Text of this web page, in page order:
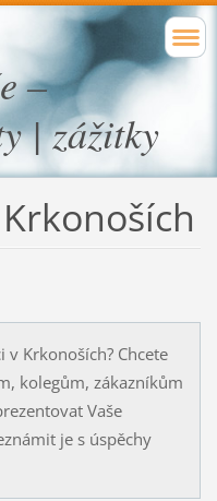
–
| zážitky
Krkonoších? Chcete
kolegům, zákazníkům
Vaše
je s úspěchy